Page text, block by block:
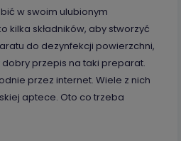
w swoim ulubionym
kilka składników, aby stworzyć
do dezynfekcji powierzchni,
przepis na taki preparat.
przez internet. Wiele z nich
aptece. Oto co trzeba